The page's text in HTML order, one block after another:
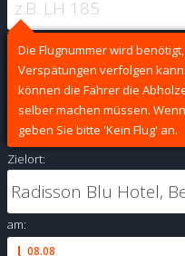
Die Flugnummer wird
Verspätungen verfolgen
können die Fahrer die
selber machen müssen.
geben Sie bitte 'Kein Flug' an.
Zielort:
am:
08.08